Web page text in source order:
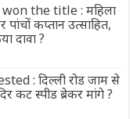
the title : महिला
कप्तान उत्साहित,
दावा ?
: दिल्ली रोड जाम से
कट स्पीड ब्रेकर मांगे ?